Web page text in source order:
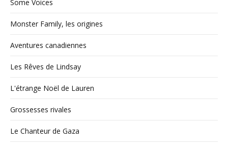
Some Voices
Monster Family, les origines
Aventures canadiennes
Les Rêves de Lindsay
L'étrange Noël de Lauren
Grossesses rivales
Le Chanteur de Gaza